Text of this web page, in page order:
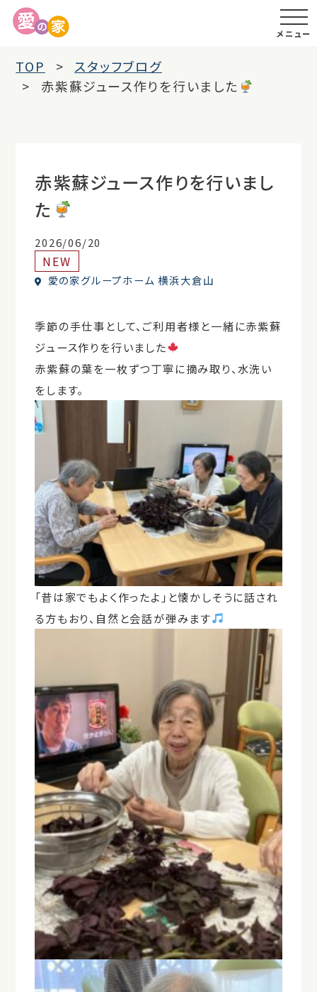
メニュー
TOP
スタッフブログ
赤紫蘇ジュース作りを行いました
赤紫蘇ジュース作りを行いまし
た
2026/06/20
NEW
愛の家グループホーム 横浜大倉山
季節の手仕事として、ご利用者様と一緒に赤紫蘇
ジュース作りを行いました
赤紫蘇の葉を一枚ずつ丁寧に摘み取り、水洗い
をします。
「昔は家でもよく作ったよ」と懐かしそうに話され
る方もおり、自然と会話が弾みます